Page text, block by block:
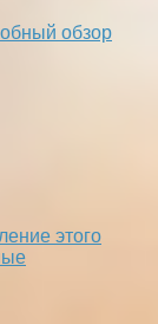
обзор
этого